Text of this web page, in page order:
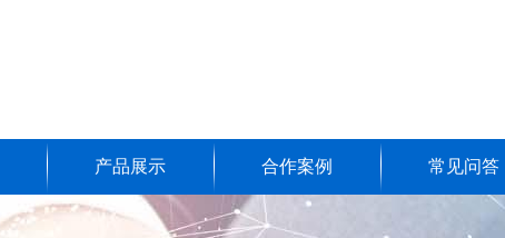
产品展示 合作案例 常见问答